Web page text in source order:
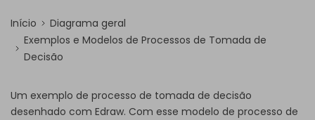
Início
Diagrama geral
Exemplos e Modelos de Processos de Tomada de
Decisão
Um exemplo de processo de tomada de decisão
desenhado com Edraw. Com esse modelo de processo de